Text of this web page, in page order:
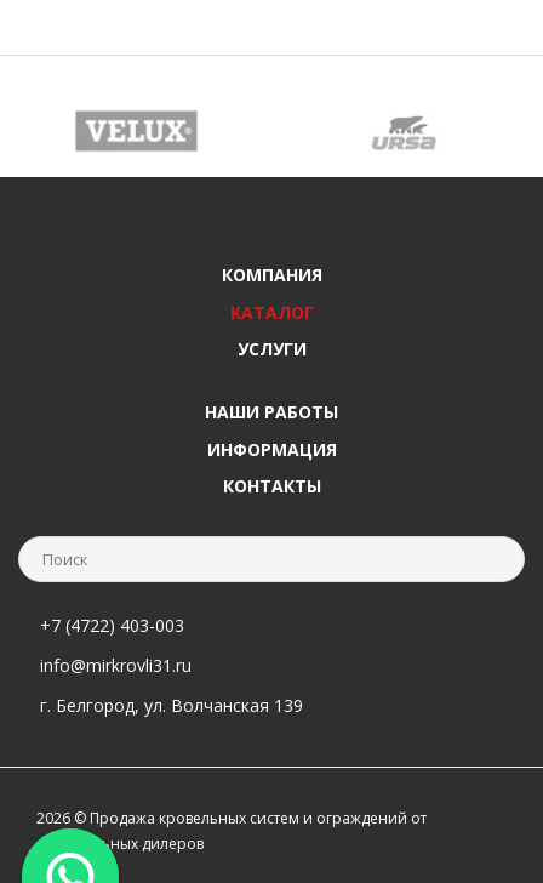
КОМПАНИЯ
КАТАЛОГ
УСЛУГИ
НАШИ РАБОТЫ
ИНФОРМАЦИЯ
КОНТАКТЫ
+7 (4722) 403-003
info@mirkrovli31.ru
г. Белгород, ул. Волчанская 139
2026 © Продажа кровельных систем и ограждений от
официальных дилеров